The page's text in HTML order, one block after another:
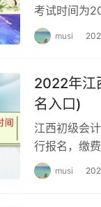
坛”一起来学习
单位领取证书
考上的地点办理。
一个地方考试报
确认您就只能在
考试时间为
报名时间：
musi
2022年江
名入口)
江西初级会
行报名，缴
条件 具备国
musi